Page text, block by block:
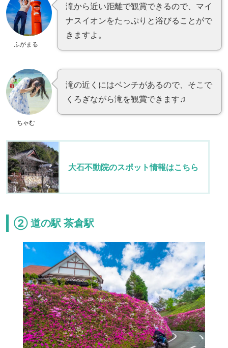
ふがまる
滝から近い距離で観賞できるので、マイ
ナスイオンをたっぷりと浴びることがで
きますよ。
ちゃむ
滝の近くにはベンチがあるので、そこで
くろぎながら滝を観賞できます♫
大石不動院のスポット情報はこちら
② 道の駅 茶倉駅